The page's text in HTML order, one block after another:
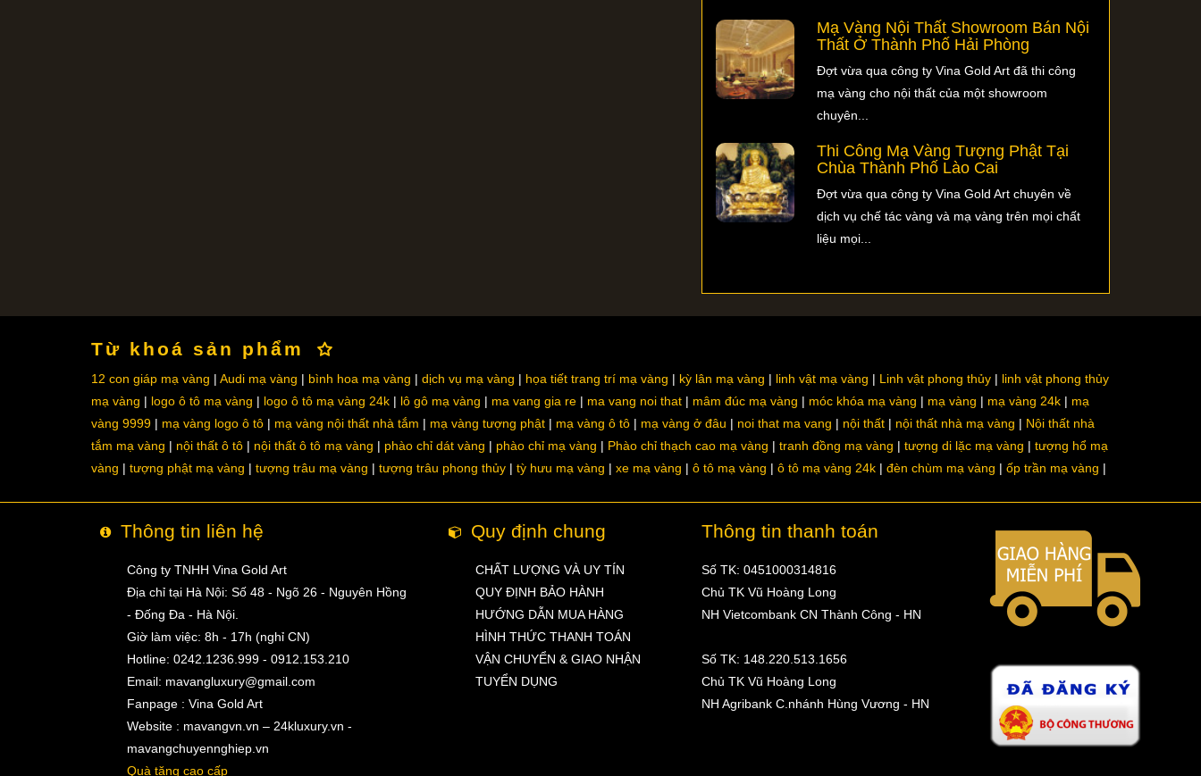
Mạ Vàng Nội Thất Showroom Bán Nội
Thất Ở Thành Phố Hải Phòng
Đợt vừa qua công ty Vina Gold Art đã thi công
mạ vàng cho nội thất của một showroom
chuyên...
Thi Công Mạ Vàng Tượng Phật Tại
Chùa Thành Phố Lào Cai
Đợt vừa qua công ty Vina Gold Art chuyên về
dịch vụ chế tác vàng và mạ vàng trên mọi chất
liệu mọi...
Từ khoá sản phẩm
12 con giáp mạ vàng Audi mạ vàng bình hoa mạ vàng dịch vụ mạ vàng họa tiết trang trí mạ vàng kỳ lân mạ vàng linh vật mạ vàng Linh vật phong thủy
linh vật phong thủy
mạ vàng
logo ô tô mạ vàng logo ô tô mạ vàng 24k lô gô mạ vàng ma vang gia re ma vang noi that mâm đúc mạ vàng móc khóa mạ vàng mạ vàng mạ vàng 24k
mạ
vàng 9999
mạ vàng logo ô tô mạ vàng nội thất nhà tắm mạ vàng tượng phật mạ vàng ô tô mạ vàng ở đâu noi that ma vang nội thất nội thất nhà mạ vàng
Nội thất nhà
tắm mạ vàng
nội thất ô tô nội thất ô tô mạ vàng phào chỉ dát vàng phào chỉ mạ vàng Phào chỉ thạch cao mạ vàng tranh đồng mạ vàng tượng di lặc mạ vàng
tượng hổ mạ
vàng
tượng phật mạ vàng tượng trâu mạ vàng tượng trâu phong thủy tỳ hưu mạ vàng xe mạ vàng ô tô mạ vàng ô tô mạ vàng 24k đèn chùm mạ vàng ốp trần mạ vàng
Thông tin liên hệ
Công ty TNHH Vina Gold Art
Địa chỉ tại Hà Nội: Số 48 - Ngõ 26 - Nguyên Hồng
- Đống Đa - Hà Nội.
Giờ làm việc: 8h - 17h (nghỉ CN)
Hotline: 0242.1236.999 - 0912.153.210
Email: mavangluxury@gmail.com
Fanpage : Vina Gold Art
Website : mavangvn.vn – 24kluxury.vn -
mavangchuyennghiep.vn
Quà tặng cao cấp
Quy định chung
CHẤT LƯỢNG VÀ UY TÍN
QUY ĐỊNH BẢO HÀNH
HƯỚNG DẪN MUA HÀNG
HÌNH THỨC THANH TOÁN
VẬN CHUYỂN & GIAO NHẬN
TUYỂN DỤNG
Thông tin thanh toán
Số TK: 0451000314816
Chủ TK Vũ Hoàng Long
NH Vietcombank CN Thành Công - HN
Số TK: 148.220.513.1656
Chủ TK Vũ Hoàng Long
NH Agribank C.nhánh Hùng Vương - HN